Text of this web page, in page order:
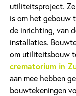
utiliteitsproject.
is om het gebouw
de inrichting, van
installaties.
om utiliteitsbouw
crematorium in
aan mee hebben
bouwtekeningen